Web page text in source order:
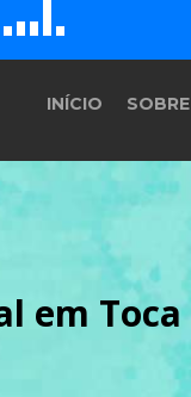
D
E F G
INÍCIO SOBRE
em